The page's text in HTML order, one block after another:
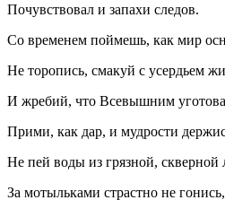
Почувствовал и запахи следов.
Со временем поймешь, как мир
Не торопись, смакуй с усердьем
И жребий, что Всевышним
Прими, как дар, и мудрости
Не пей воды из грязной, скверной
За мотыльками страстно не гонись,